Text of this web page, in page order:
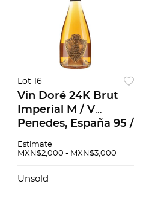
Lot 16
Vin Doré 24K Brut
Imperial M / V
Penedes, España 95 /
Estimate
MXN$2,000 - MXN$3,000
Unsold